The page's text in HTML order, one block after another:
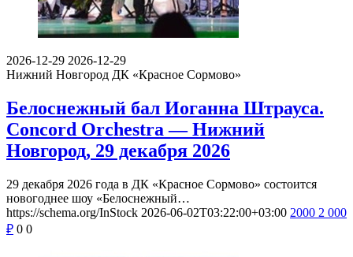
2026-12-29 2026-12-29
Нижний Новгород ДК «Красное Сормово»
Белоснежный бал Иоганна Штрауса.
Concord Orchestra — Нижний
Новгород, 29 декабря 2026
29 декабря 2026 года в ДК «Красное Сормово» состоится
новогоднее шоу «Белоснежный…
https://schema.org/InStock 2026-06-02T03:22:00+03:00 2000 2 000
₽ 0 0